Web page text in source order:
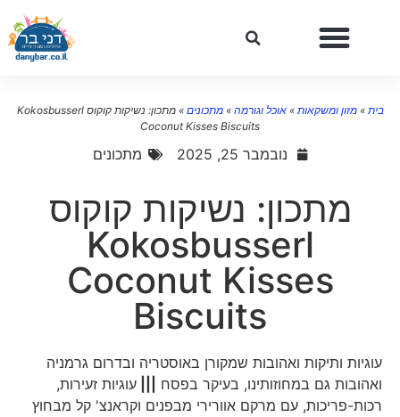
»מזון ומשקאות»אוכל וגורמה»מתכונים»
מתכון: נשיקות קוקוס Kokosbusserl
Coconut Kisses Biscuits
נובמבר 25, 2025 מתכונים
מתכון: נשיקות קוקוס
Kokosbusserl
Coconut Kisses
Biscuits
עוגיות ותיקות ואהובות שמקורן באוסטריה ובדרום גרמניה
ואהובות גם במחוזותינו, בעיקר בפסח|||
עוגיות זעירות,
רכות-פריכות, עם מרקם אוורירי מבפנים וקראנצ' קל מבחוץ